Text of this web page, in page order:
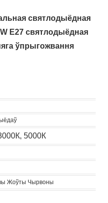
святлодыёдная
E27 святлодыёдная
ўпрыгожвання
5000К
Жоўты Чырвоны